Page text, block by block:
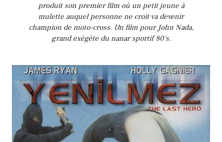
produit son premier film où un petit jeune à
mulette auquel personne ne croit va devenir
champion de moto-cross. Un film pour John Nada,
grand exégète du nanar sportif 80's.